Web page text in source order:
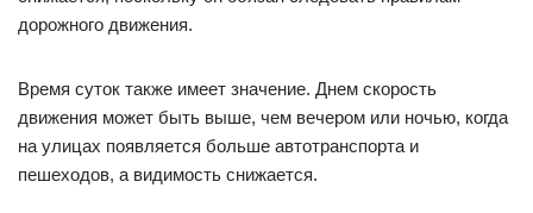
дорожного движения.
Время суток также имеет значение. Днем скорость
движения может быть выше, чем вечером или ночью, когда
на улицах появляется больше автотранспорта и
пешеходов, а видимость снижается.